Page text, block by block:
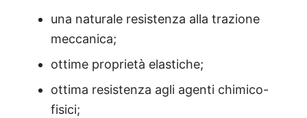
una naturale resistenza alla trazione
meccanica;
ottime proprietà elastiche;
ottima resistenza agli agenti chimico-
fisici;